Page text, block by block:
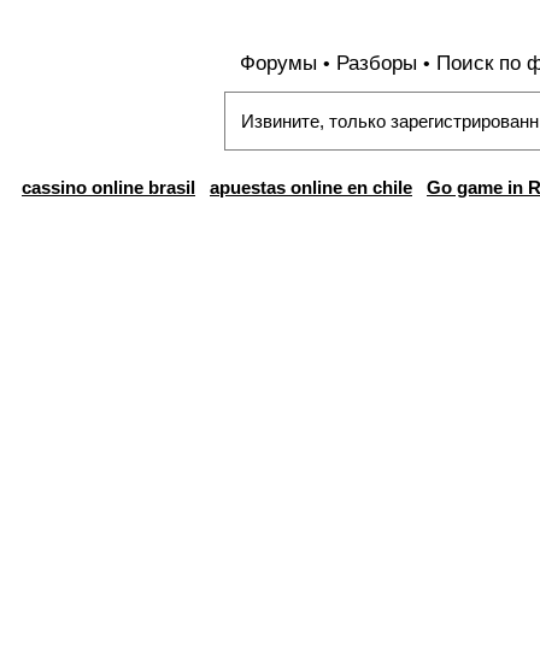
Форумы • Разборы • Поиск по
Извините, только
cassino online brasil apuestas online en chile Go game in